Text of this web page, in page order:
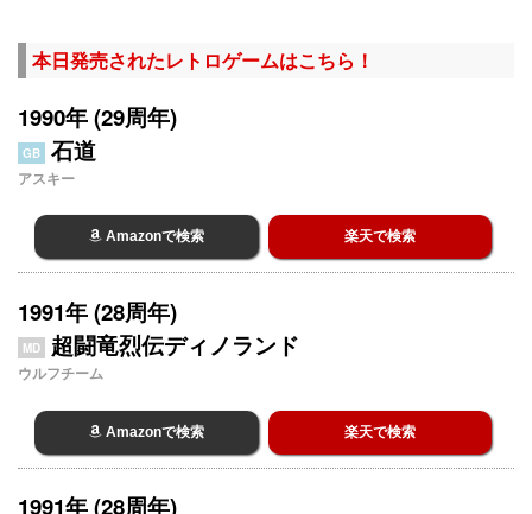
本日発売されたレトロゲームはこちら！
1990年 (29周年)
GB 石道
アスキー
Amazonで検索 楽天で検索
1991年 (28周年)
MD 超闘竜烈伝ディノランド
ウルフチーム
Amazonで検索 楽天で検索
1991年 (28周年)